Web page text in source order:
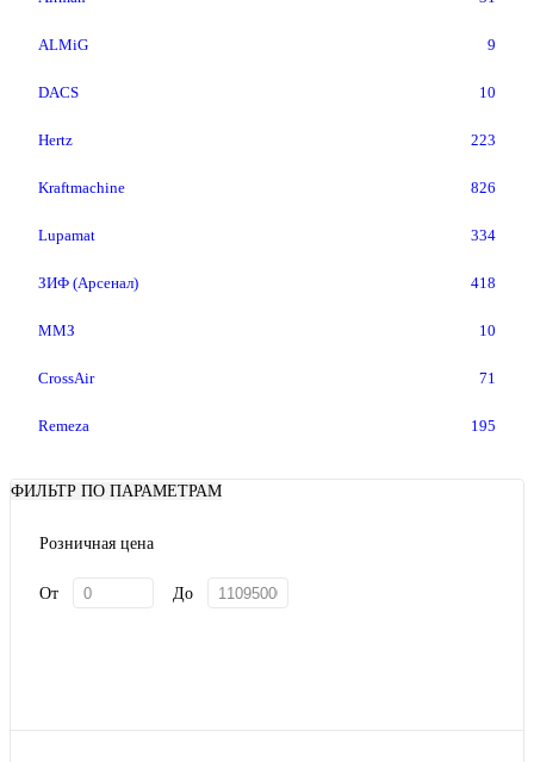
ALMiG 9
DACS 10
Hertz 223
Kraftmachine 826
Lupamat 334
ЗИФ (Арсенал) 418
ММЗ 10
CrossAir 71
Remeza 195
ФИЛЬТР ПО ПАРАМЕТРАМ
Розничная цена
От До